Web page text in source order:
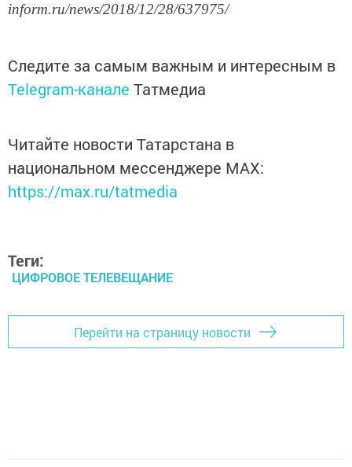
inform.ru/news/2018/12/28/637975/
Следите за самым важным и интересным в
Telegram-канале Татмедиа
Читайте новости Татарстана в
национальном мессенджере MАХ:
https://max.ru/tatmedia
Теги:
ЦИФРОВОЕ ТЕЛЕВЕЩАНИЕ
Перейти на страницу новости